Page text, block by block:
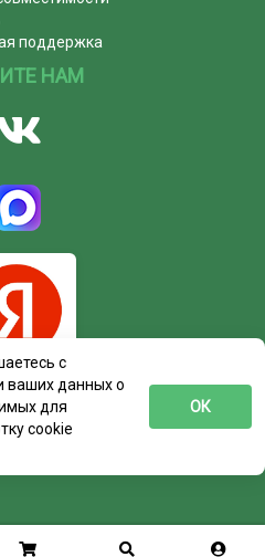
поддержка
НАМ
с
ваших данных о
для
cookie
ОК